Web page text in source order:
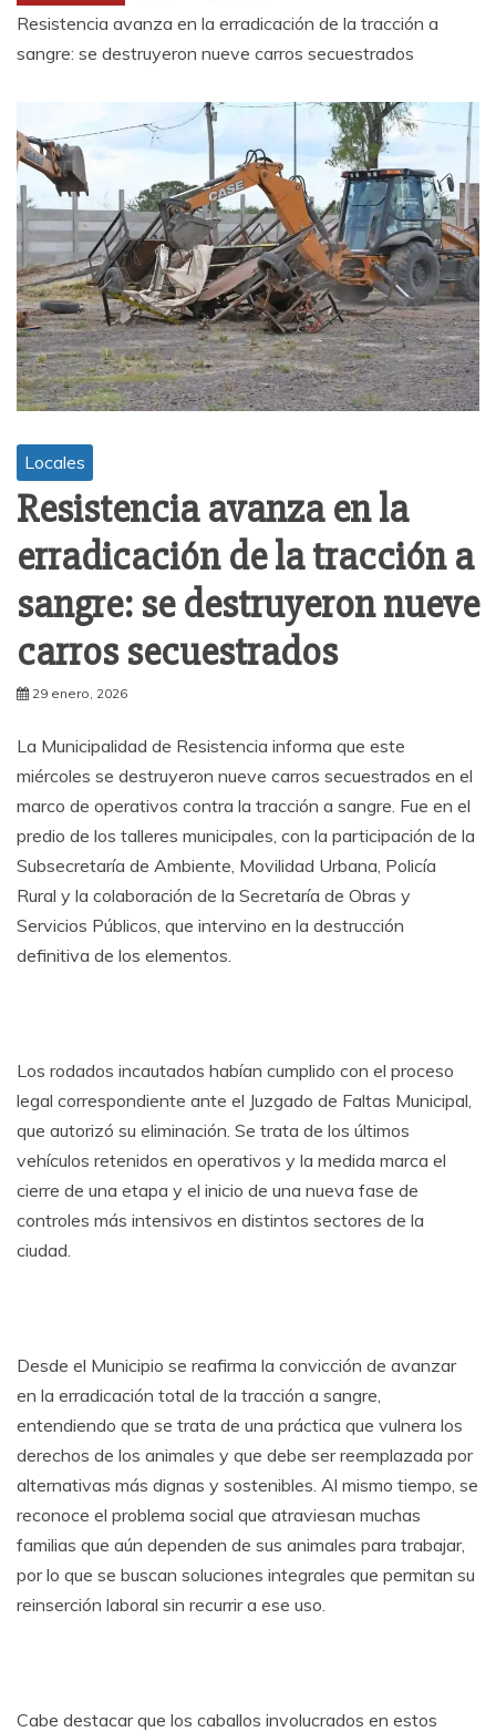
Resistencia avanza en la erradicación de la tracción a
sangre: se destruyeron nueve carros secuestrados
Locales
Resistencia avanza en la
erradicación de la tracción a
sangre: se destruyeron nueve
carros secuestrados
29 enero, 2026
La Municipalidad de Resistencia informa que este
miércoles se destruyeron nueve carros secuestrados en el
marco de operativos contra la tracción a sangre. Fue en el
predio de los talleres municipales, con la participación de la
Subsecretaría de Ambiente, Movilidad Urbana, Policía
Rural y la colaboración de la Secretaría de Obras y
Servicios Públicos, que intervino en la destrucción
definitiva de los elementos.
Los rodados incautados habían cumplido con el proceso
legal correspondiente ante el Juzgado de Faltas Municipal,
que autorizó su eliminación. Se trata de los últimos
vehículos retenidos en operativos y la medida marca el
cierre de una etapa y el inicio de una nueva fase de
controles más intensivos en distintos sectores de la
ciudad.
Desde el Municipio se reafirma la convicción de avanzar
en la erradicación total de la tracción a sangre,
entendiendo que se trata de una práctica que vulnera los
derechos de los animales y que debe ser reemplazada por
alternativas más dignas y sostenibles. Al mismo tiempo, se
reconoce el problema social que atraviesan muchas
familias que aún dependen de sus animales para trabajar,
por lo que se buscan soluciones integrales que permitan su
reinserción laboral sin recurrir a ese uso.
Cabe destacar que los caballos involucrados en estos